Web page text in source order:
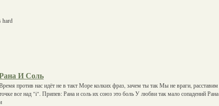
hard
И Соль
против нас идёт не в такт Море колких фраз, зачем ты так Мы не враги, расставим
все над "i". Припев: Рана и соль их союз это боль У любви так мало сопадений Рана